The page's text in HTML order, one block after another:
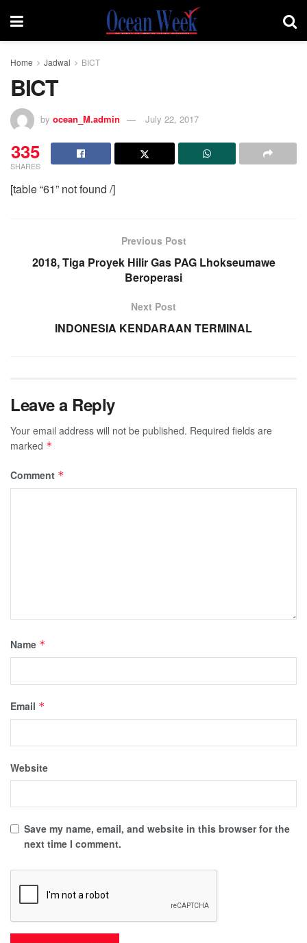
Home Jadwal BICT
BICT
by ocean_M.admin July 22, 2017
335
SHARES
[table “61” not found /]
Previous Post
2018, Tiga Proyek Hilir Gas PAG Lhokseumawe
Beroperasi
Next Post
INDONESIA KENDARAAN TERMINAL
Leave a Reply
Your email address will not be published. Required fields are
marked *
Comment *
Name *
Email *
Website
Save my name, email, and website in this browser for the
next time I comment.